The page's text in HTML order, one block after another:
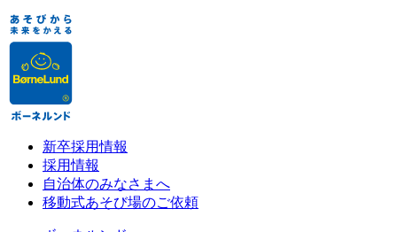
新卒採用情報
採用情報
自治体のみなさまへ
移動式あそび場のご依頼